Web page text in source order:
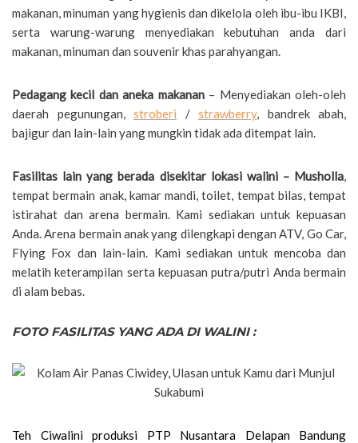
makanan, minuman yang hygienis dan dikelola oleh ibu-ibu IKBI,
serta warung-warung menyediakan kebutuhan anda dari
makanan, minuman dan souvenir khas parahyangan.
Pedagang kecil dan aneka makanan– Menyediakan oleh-oleh
daerah pegunungan, stroberi / strawberry, bandrek abah,
bajigur dan lain-lain yang mungkin tidak ada ditempat lain.
Fasilitas lain yang berada disekitar lokasi walini – Musholla,
tempat bermain anak, kamar mandi, toilet, tempat bilas, tempat
istirahat dan arena bermain. Kami sediakan untuk kepuasan
Anda. Arena bermain anak yang dilengkapi dengan ATV, Go Car,
Flying Fox dan lain-lain. Kami sediakan untuk mencoba dan
melatih keterampilan serta kepuasan putra/putri Anda bermain
di alam bebas.
FOTO FASILITAS YANG ADA DI WALINI :
Teh Ciwalini produksi PTP Nusantara Delapan Bandung